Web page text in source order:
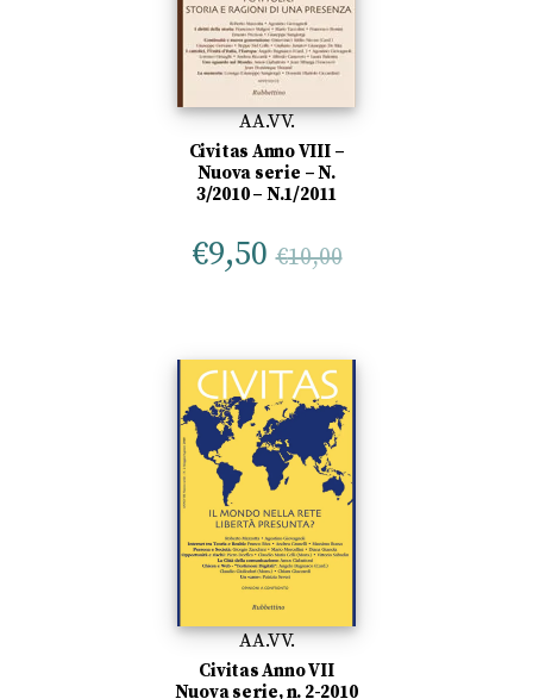
AA.VV.
Civitas Anno VIII –
Nuova serie – N.
3/2010 – N.1/2011
€9,50 €10,00
AA.VV.
Civitas Anno VII
Nuova serie, n. 2-2010